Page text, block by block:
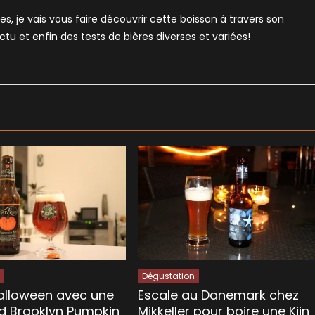
je vais vous faire découvrir cette boisson à travers son
et enfin des tests de bières diverses et variées!
avec une
Brooklyn Pumpkin
Dégustation
Escale au Danemark chez
Mikkeller pour boire une Kiin